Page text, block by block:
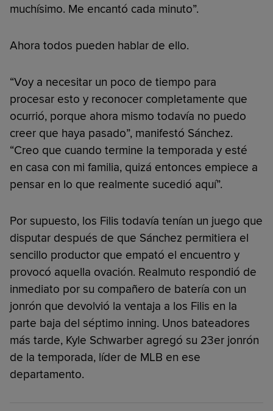
muchísimo. Me encantó cada minuto”.
Ahora todos pueden hablar de ello.
“Voy a necesitar un poco de tiempo para
procesar esto y reconocer completamente que
ocurrió, porque ahora mismo todavía no puedo
creer que haya pasado”, manifestó Sánchez.
“Creo que cuando termine la temporada y esté
en casa con mi familia, quizá entonces empiece a
pensar en lo que realmente sucedió aquí”.
Por supuesto, los Filis todavía tenían un juego que
disputar después de que Sánchez permitiera el
sencillo productor que empató el encuentro y
provocó aquella ovación. Realmuto respondió de
inmediato por su compañero de batería con un
jonrón que devolvió la ventaja a los Filis en la
parte baja del séptimo inning. Unos bateadores
más tarde, Kyle Schwarber agregó su 23er jonrón
de la temporada, líder de MLB en ese
departamento.